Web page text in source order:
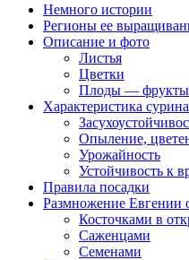
Немного истории
Регионы ее
Описание и фото
Листья
Цветки
Плоды — фрукты
Характеристика
Опыление,
Урожайность
Устойчивость к
Правила посадки
Размножение Евгении
Косточками в
Саженцами
Семенами